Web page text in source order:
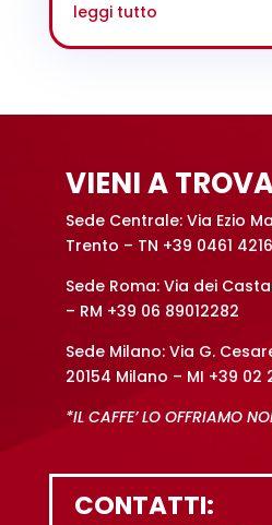
leggi tutto
VIENI A
Sede Centrale: Via Ezio
Trento – TN +39 0461
Sede Roma: Via dei
– RM +39 06 89012282
Sede Milano: Via G.
20154 Milano – MI +39 02
*IL CAFFE’ LO OFFRIAMO
CONTATTI: